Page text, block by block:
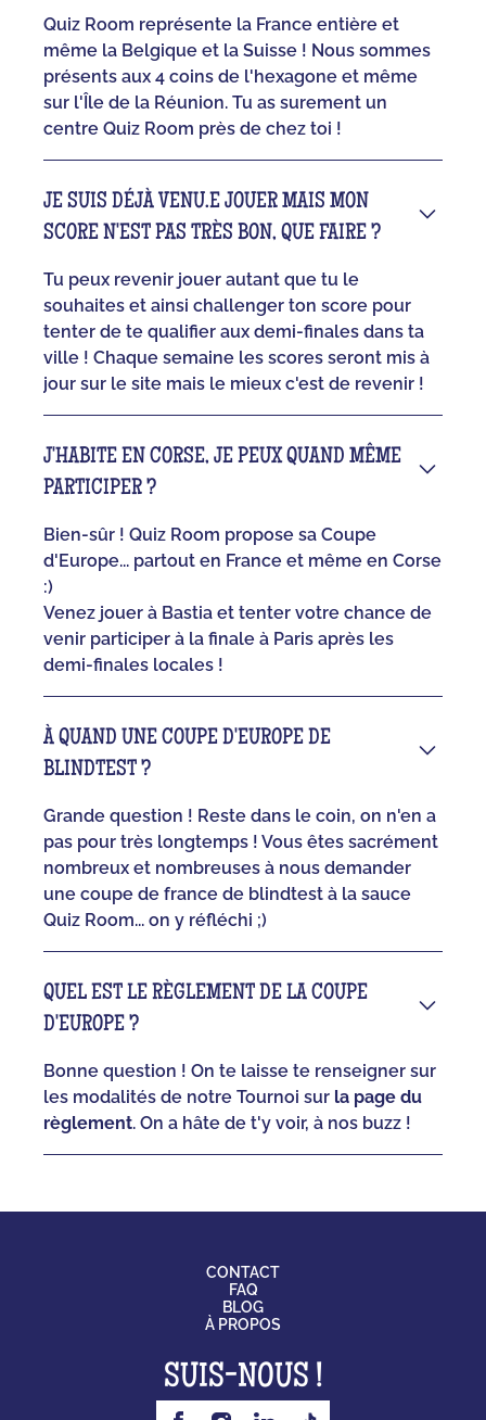
Quiz Room représente la France entière et
même la Belgique et la Suisse ! Nous sommes
présents aux 4 coins de l'hexagone et même
sur l'Île de la Réunion. Tu as surement un
centre Quiz Room près de chez toi !
JE SUIS DÉJÀ VENU.E JOUER MAIS MON
SCORE N'EST PAS TRÈS BON, QUE FAIRE ?
Tu peux revenir jouer autant que tu le
souhaites et ainsi challenger ton score pour
tenter de te qualifier aux demi-finales dans ta
ville ! Chaque semaine les scores seront mis à
jour sur le site mais le mieux c'est de revenir !
J'HABITE EN CORSE, JE PEUX QUAND MÊME
PARTICIPER ?
Bien-sûr ! Quiz Room propose sa Coupe
d'Europe... partout en France et même en Corse
:)
Venez jouer à Bastia et tenter votre chance de
venir participer à la finale à Paris après les
demi-finales locales !
À QUAND UNE COUPE D'EUROPE DE
BLINDTEST ?
Grande question ! Reste dans le coin, on n'en a
pas pour très longtemps ! Vous êtes sacrément
nombreux et nombreuses à nous demander
une coupe de france de blindtest à la sauce
Quiz Room... on y réfléchi ;)
QUEL EST LE RÈGLEMENT DE LA COUPE
D'EUROPE ?
Bonne question ! On te laisse te renseigner sur
les modalités de notre Tournoi sur la page du
règlement. On a hâte de t'y voir, à nos buzz !
CONTACT
FAQ
BLOG
À PROPOS
SUIS-NOUS !